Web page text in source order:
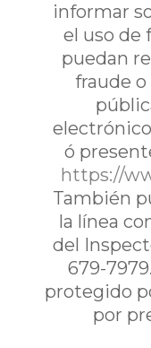
informar
el uso de
puedan
fraude
ó
https://
También
la línea
del
679-
protegido
por